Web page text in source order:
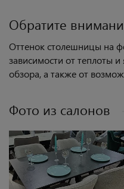
Обратите
Оттенок столешницы на
зависимости от теплоты
обзора, а также от
Фото из салонов